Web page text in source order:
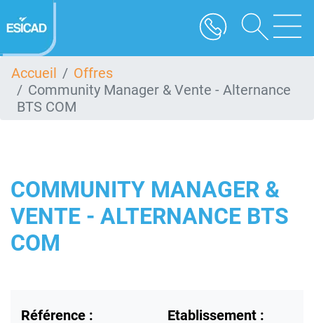
au
contenu
Accueil
Offres
Community Manager & Vente - Alternance
BTS COM
COMMUNITY MANAGER &
VENTE - ALTERNANCE BTS
COM
Référence :
Etablissement :